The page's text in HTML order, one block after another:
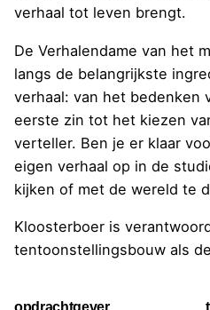
verhaal tot leven brengt.
De Verhalendame van het
langs de belangrijkste
verhaal: van het bedenken
eerste zin tot het kiezen
verteller. Ben je er klaar
eigen verhaal op in de
kijken of met de wereld te
Kloosterboer is
tentoonstellingsbouw als
opdrachtgever